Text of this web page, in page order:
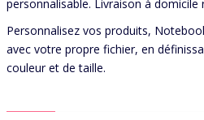
personnalisable. Livraison à domicile
Personnalisez vos produits,
avec votre propre fichier, en
couleur et de taille.